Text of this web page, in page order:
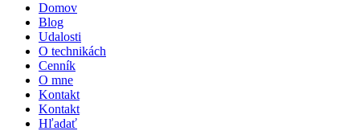
Domov
Blog
Udalosti
O technikách
Cenník
O mne
Kontakt
Kontakt
Hľadať